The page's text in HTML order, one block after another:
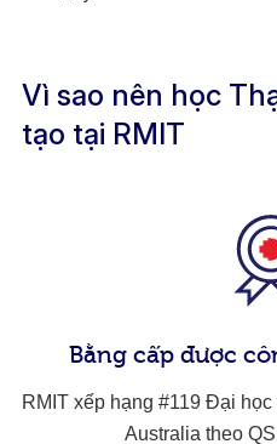
Vì sao nên học
tạo tại RMIT
Bằng cấp được
RMIT xếp hạng #119 Đại
Australia theo